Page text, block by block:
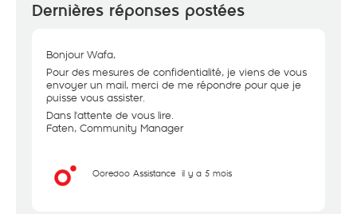
Dernières réponses postées
Bonjour Wafa,
Pour des mesures de confidentialité, je viens de vous
envoyer un mail, merci de me répondre pour que je
puisse vous assister.
Dans l'attente de vous lire.
Faten, Community Manager
Ooredoo Assistance il y a 5 mois